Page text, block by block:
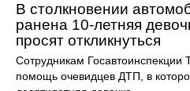
В столкновении
ранена 10-летняя
просят откликнуться
Сотрудникам Госавтоинспекции
помощь очевидцев ДТП, в